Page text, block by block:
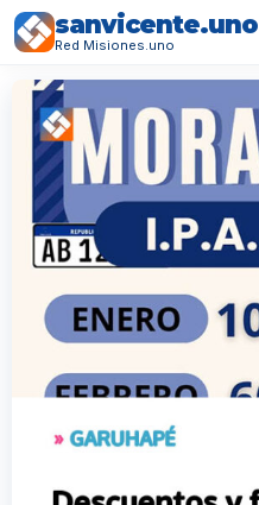
sanvicente.uno
Red Misiones.uno